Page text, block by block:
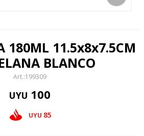
180ML 11.5x8x7.5CM
BLANCO
199309
UYU 100
UYU 85